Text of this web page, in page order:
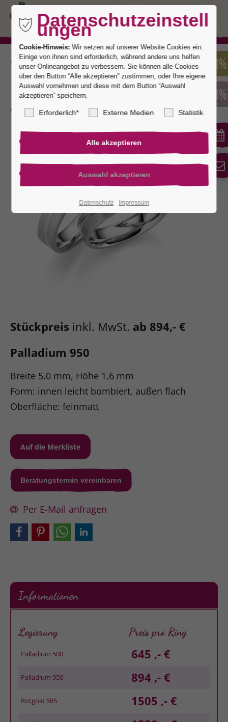
Zurück
Mainz
Stückpreis inkl. MwSt. ab 894,- €
Palladium 950
Breite 5,0 mm, Höhe 1,6 mm
Form: innen leicht bombiert, außen flach
Oberfläche: feinmatt
Beratungstermin vereinbaren
Per E-Mail anfragen
Informationen
Legierung Preis pro Ring
Palladium 500 645 ,- €
Palladium 950 894 ,- €
Rotgold 585 1505 ,- €
Datenschutzeinstell
ungen
Cookie-Hinweis: Wir setzen auf unserer Website Cookies ein.
Einige von ihnen sind erforderlich, während andere uns helfen
unser Onlineangebot zu verbessern. Sie können alle Cookies
über den Button “Alle akzeptieren” zustimmen, oder Ihre eigene
Auswahl vornehmen und diese mit dem Button “Auswahl
akzeptieren” speichern.
Erforderlich* Externe Medien Statistik
Datenschutz Impressum